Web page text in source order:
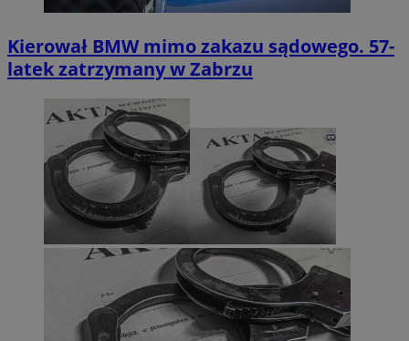
Kierował BMW mimo zakazu sądowego. 57-
latek zatrzymany w Zabrzu